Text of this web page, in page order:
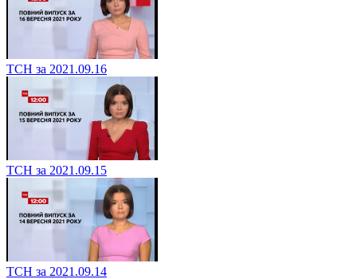
ТСН за 2021.09.16
ТСН за 2021.09.15
ТСН за 2021.09.14